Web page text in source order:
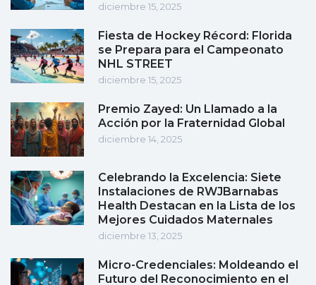
diciembre 15, 2025
Fiesta de Hockey Récord: Florida
se Prepara para el Campeonato
NHL STREET
diciembre 15, 2025
Premio Zayed: Un Llamado a la
Acción por la Fraternidad Global
diciembre 14, 2025
Celebrando la Excelencia: Siete
Instalaciones de RWJBarnabas
Health Destacan en la Lista de los
Mejores Cuidados Maternales
diciembre 13, 2025
Micro-Credenciales: Moldeando el
Futuro del Reconocimiento en el